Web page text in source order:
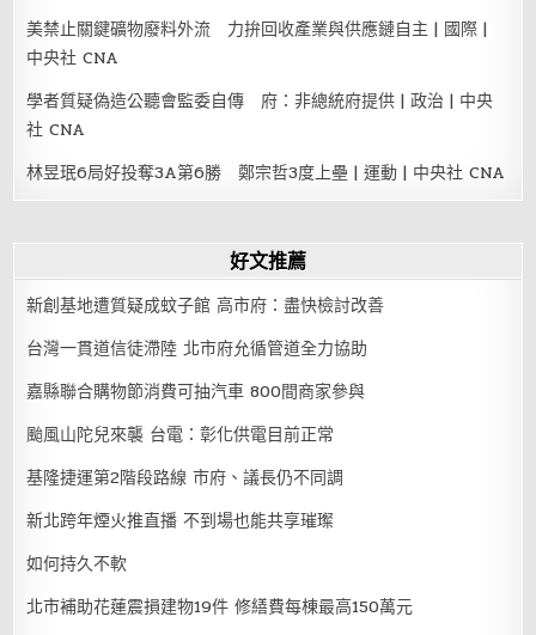
美禁止關鍵礦物廢料外流 力拚回收產業與供應鏈自主 | 國際 |
中央社 CNA
學者質疑偽造公聽會監委自傳 府：非總統府提供 | 政治 | 中央
社 CNA
林昱珉6局好投奪3A第6勝 鄭宗哲3度上壘 | 運動 | 中央社 CNA
好文推薦
新創基地遭質疑成蚊子館 高市府：盡快檢討改善
台灣一貫道信徒滯陸 北市府允循管道全力協助
嘉縣聯合購物節消費可抽汽車 800間商家參與
颱風山陀兒來襲 台電：彰化供電目前正常
基隆捷運第2階段路線 市府、議長仍不同調
新北跨年煙火推直播 不到場也能共享璀璨
如何持久不軟
北市補助花蓮震損建物19件 修繕費每棟最高150萬元